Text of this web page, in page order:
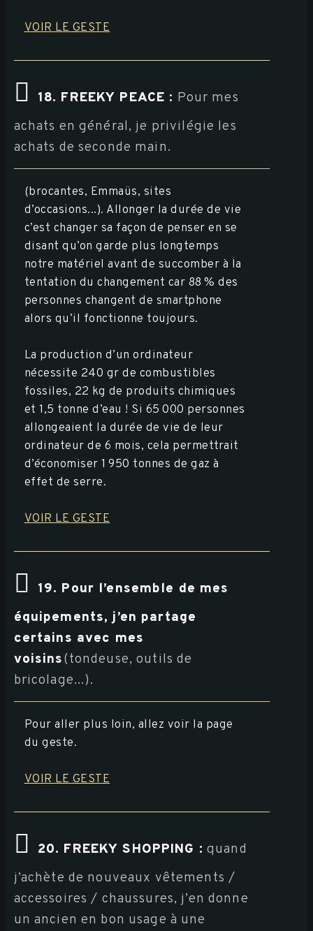
VOIR LE GESTE
18. FREEKY PEACE : Pour mes
achats en général, je privilégie les
achats de seconde main.
(brocantes, Emmaüs, sites
d’occasions...). Allonger la durée de vie
c’est changer sa façon de penser en se
disant qu’on garde plus longtemps
notre matériel avant de succomber à la
tentation du changement car 88 % des
personnes changent de smartphone
alors qu’il fonctionne toujours.
La production d’un ordinateur
nécessite 240 gr de combustibles
fossiles, 22 kg de produits chimiques
et 1,5 tonne d’eau ! Si 65 000 personnes
allongeaient la durée de vie de leur
ordinateur de 6 mois, cela permettrait
d’économiser 1 950 tonnes de gaz à
effet de serre.
VOIR LE GESTE
19. Pour l’ensemble de mes
équipements, j’en partage
certains avec mes
voisins(tondeuse, outils de
bricolage...).
Pour aller plus loin, allez voir la page
du geste.
VOIR LE GESTE
20. FREEKY SHOPPING : quand
j’achète de nouveaux vêtements /
accessoires / chaussures, j’en donne
un ancien en bon usage à une